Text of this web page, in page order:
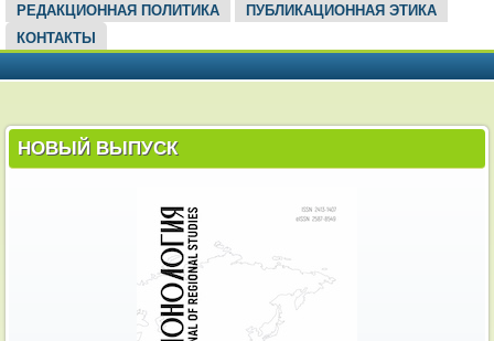
РЕДАКЦИОННАЯ ПОЛИТИКА
ПУБЛИКАЦИОННАЯ ЭТИКА
КОНТАКТЫ
НОВЫЙ ВЫПУСК